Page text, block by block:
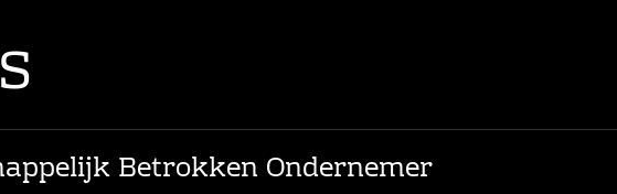
Betrokken Ondernemer